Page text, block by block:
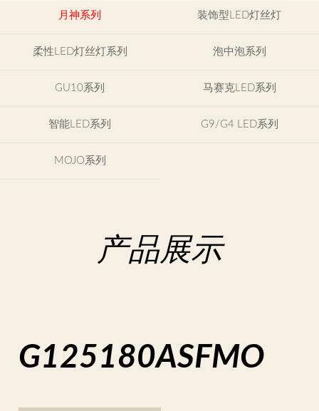
目
月神系列 装饰型LED灯丝灯
柔性LED灯丝灯系列 泡中泡系列
GU10系列 马赛克LED系列
智能LED系列 G9/G4 LED系列
MOJO系列
产品展示
G125180ASFMO